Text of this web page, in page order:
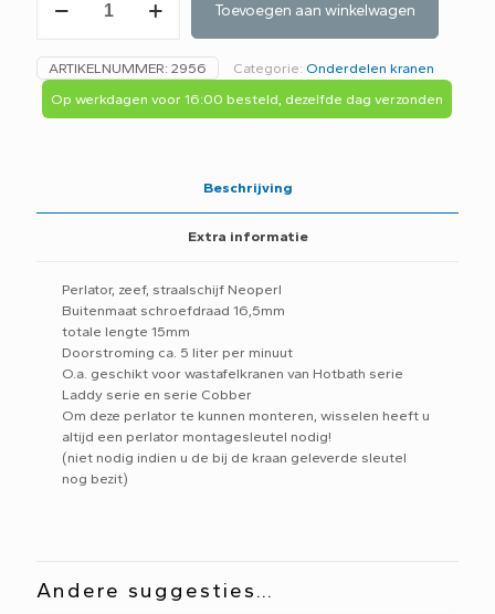
perlator
rood
SPOM92
aantal
Toevoegen aan winkelwagen
ARTIKELNUMMER: 2956 Categorie: Onderdelen kranen
Op werkdagen voor 16:00 besteld, dezelfde dag verzonden
Beschrijving
Extra informatie
Perlator, zeef, straalschijf Neoperl
Buitenmaat schroefdraad 16,5mm
totale lengte 15mm
Doorstroming ca. 5 liter per minuut
O.a. geschikt voor wastafelkranen van Hotbath serie
Laddy serie en serie Cobber
Om deze perlator te kunnen monteren, wisselen heeft u
altijd een perlator montagesleutel nodig!
(niet nodig indien u de bij de kraan geleverde sleutel
nog bezit)
Andere suggesties…